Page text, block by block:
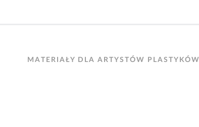
MATERIAŁY DLA ARTYSTÓW PLASTYKÓW